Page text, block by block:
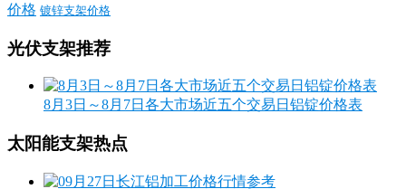
价格 镀锌支架价格
光伏支架推荐
8月3日～8月7日各大市场近五个交易日铝锭价格表
太阳能支架热点